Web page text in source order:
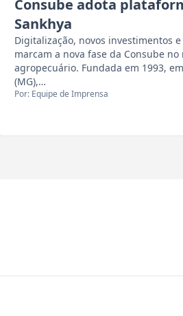
Consube adota
Sankhya
Digitalização, novos investimentos
marcam a nova fase da Consube no
agropecuário. Fundada em 1993,
(MG),…
Por: Equipe de Imprensa